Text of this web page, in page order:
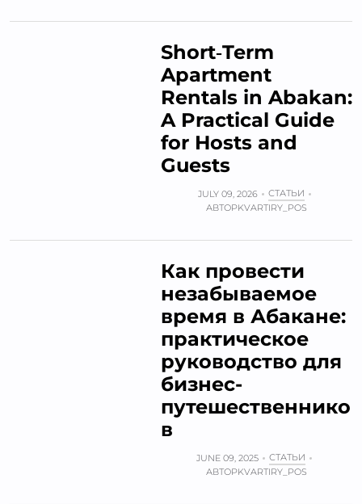
Short‑Term
Apartment
Rentals in Abakan:
A Practical Guide
for Hosts and
Guests
JULY 09, 2026
СТАТЬИ
АВТОРKVARTIRY_POS
Как провести
незабываемое
время в Абакане:
практическое
руководство для
бизнес-
путешественнико
в
JUNE 09, 2025
СТАТЬИ
АВТОРKVARTIRY_POS